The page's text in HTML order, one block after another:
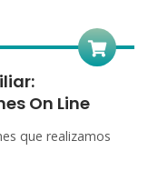
On Line
que realizamos